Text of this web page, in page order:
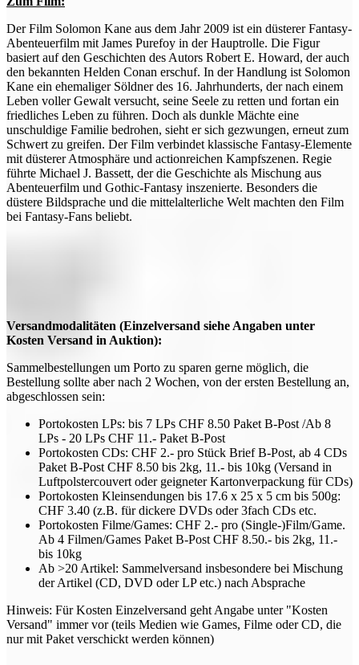
Der Film Solomon Kane aus dem Jahr 2009 ist ein düsterer Fantasy-
Abenteuerfilm mit James Purefoy in der Hauptrolle. Die Figur
basiert auf den Geschichten des Autors Robert E. Howard, der auch
den bekannten Helden Conan erschuf. In der Handlung ist Solomon
Kane ein ehemaliger Söldner des 16. Jahrhunderts, der nach einem
Leben voller Gewalt versucht, seine Seele zu retten und fortan ein
friedliches Leben zu führen. Doch als dunkle Mächte eine
unschuldige Familie bedrohen, sieht er sich gezwungen, erneut zum
Schwert zu greifen. Der Film verbindet klassische Fantasy-Elemente
mit düsterer Atmosphäre und actionreichen Kampfszenen. Regie
führte Michael J. Bassett, der die Geschichte als Mischung aus
Abenteuerfilm und Gothic-Fantasy inszenierte. Besonders die
düstere Bildsprache und die mittelalterliche Welt machten den Film
bei Fantasy-Fans beliebt.
Versandmodalitäten (Einzelversand siehe Angaben unter
Kosten Versand in Auktion):
Sammelbestellungen um Porto zu sparen gerne möglich, die
Bestellung sollte aber nach 2 Wochen, von der ersten Bestellung an,
abgeschlossen sein:
Portokosten LPs: bis 7 LPs CHF 8.50 Paket B-Post /Ab 8
LPs - 20 LPs CHF 11.- Paket B-Post
Portokosten CDs: CHF 2.- pro Stück Brief B-Post, ab 4 CDs
Paket B-Post CHF 8.50 bis 2kg, 11.- bis 10kg (Versand in
Luftpolstercouvert oder geigneter Kartonverpackung für CDs)
Portokosten Kleinsendungen bis 17.6 x 25 x 5 cm bis 500g:
CHF 3.40 (z.B. für dickere DVDs oder 3fach CDs etc.
Portokosten Filme/Games: CHF 2.- pro (Single-)Film/Game.
Ab 4 Filmen/Games Paket B-Post CHF 8.50.- bis 2kg, 11.-
bis 10kg
Ab >20 Artikel: Sammelversand insbesondere bei Mischung
der Artikel (CD, DVD oder LP etc.) nach Absprache
Hinweis: Für Kosten Einzelversand geht Angabe unter "Kosten
Versand" immer vor (teils Medien wie Games, Filme oder CD, die
nur mit Paket verschickt werden können)